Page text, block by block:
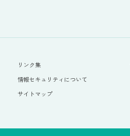
リンク集
情報セキュリティについて
サイトマップ